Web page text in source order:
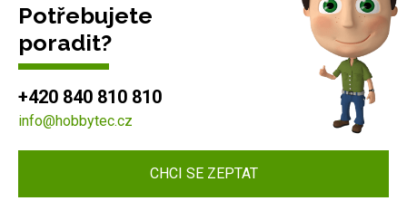
Potřebujete
poradit?
+420 840 810 810
info@hobbytec.cz
CHCI SE ZEPTAT